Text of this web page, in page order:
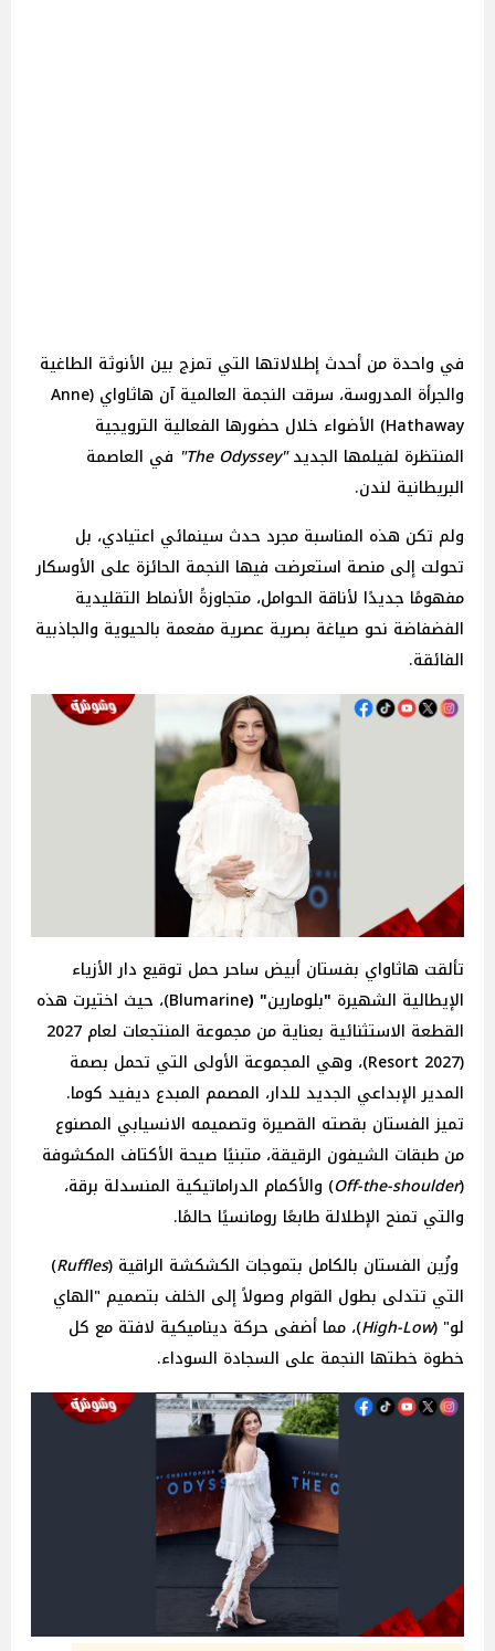
في واحدة من أحدث إطلالاتها التي تمزج بين الأنوثة الطاغية
والجرأة المدروسة، سرقت النجمة العالمية آن هاثاواي (Anne
Hathaway) الأضواء خلال حضورها الفعالية الترويجية
المنتظرة لفيلمها الجديد"The Odyssey"
في العاصمة
البريطانية لندن.
ولم تكن هذه المناسبة مجرد حدث سينمائي اعتيادي، بل
تحولت إلى منصة استعرضت فيها النجمة الحائزة على الأوسكار
مفهومًا جديدًا لأناقة الحوامل، متجاوزةً الأنماط التقليدية
الفضفاضة نحو صياغة بصرية عصرية مفعمة بالحيوية والجاذبية
الفائقة.
تألقت هاثاواي بفستان أبيض ساحر حمل توقيع دار الأزياء
الإيطالية الشهيرة "بلومارين" (
Blumarine)، حيث اختيرت هذه
القطعة الاستثنائية بعناية من مجموعة المنتجعات لعام 2027
(Resort 2027)، وهي المجموعة الأولى التي تحمل بصمة
المدير الإبداعي الجديد للدار، المصمم المبدع ديفيد كوما.
تميز الفستان بقصته القصيرة وتصميمه الانسيابي المصنوع
من طبقات الشيفون الرقيقة، متبنيًا صيحة الأكتاف المكشوفة
(
Off-the-shoulder) والأكمام الدراماتيكية المنسدلة برقة،
والتي تمنح الإطلالة طابعًا رومانسيًا حالمًا.
وزُين الفستان بالكامل بتموجات الكشكشة الراقية (Ruffles
)
التي تتدلى بطول القوام وصولاً إلى الخلف بتصميم "الهاي
لو" (High-Low)، مما أضفى حركة ديناميكية لافتة مع كل
خطوة خطتها النجمة على السجادة السوداء.